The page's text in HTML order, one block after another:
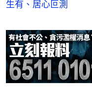
生有、居心叵測